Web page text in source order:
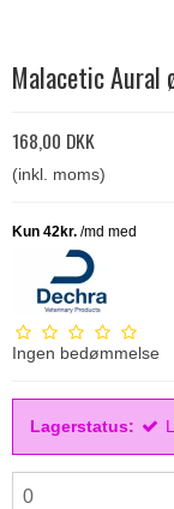
Malacetic Aural
168,00 DKK
(inkl. moms)
Ingen bedømmelse
Lagerstatus:
0